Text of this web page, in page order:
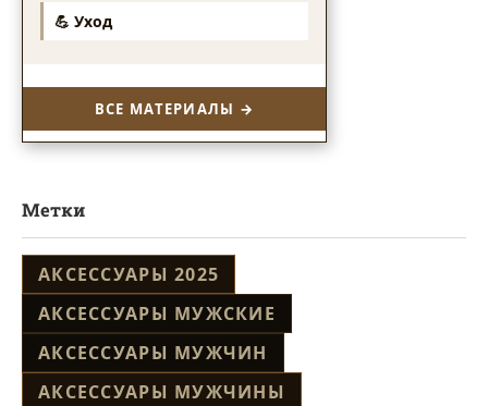
💪 Уход
ВСЕ МАТЕРИАЛЫ →
Метки
АКСЕССУАРЫ 2025
АКСЕССУАРЫ МУЖСКИЕ
АКСЕССУАРЫ МУЖЧИН
АКСЕССУАРЫ МУЖЧИНЫ